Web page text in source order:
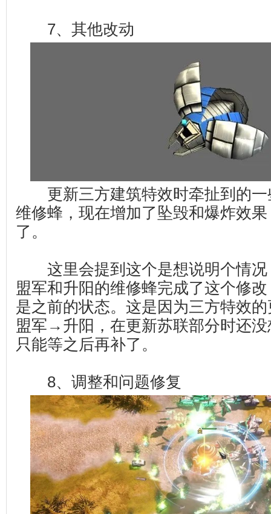
7、其他改动
更新三方建筑特效时牵扯到的一
维修蜂，现在增加了坠毁和爆炸效
了。
这里会提到这个是想说明个情况
盟军和升阳的维修蜂完成了这个修
是之前的状态。这是因为三方特效
盟军→升阳，在更新苏联部分时还
只能等之后再补了。
8、调整和问题修复